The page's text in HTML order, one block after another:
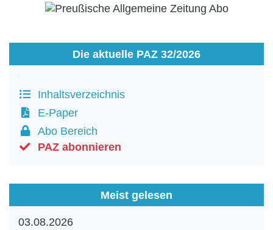
Die aktuelle PAZ 32/2026
Inhaltsverzeichnis
E-Paper
Abo Bereich
PAZ abonnieren
Meist gelesen
03.08.2026